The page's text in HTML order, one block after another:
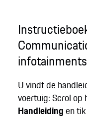
U vindt de
voertuig: Scrol op
Handleidingen